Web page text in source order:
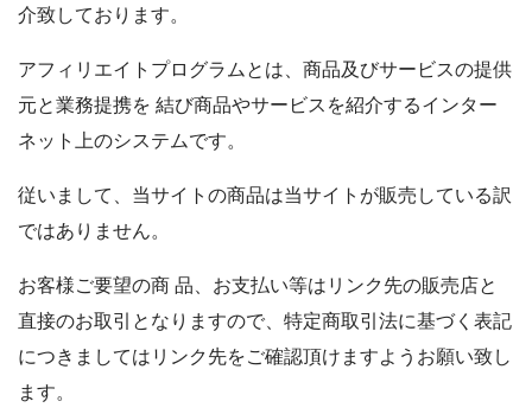
介致しております。
アフィリエイトプログラムとは、商品及びサービスの提供
元と業務提携を 結び商品やサービスを紹介するインター
ネット上のシステムです。
従いまして、当サイトの商品は当サイトが販売している訳
ではありません。
お客様ご要望の商 品、お支払い等はリンク先の販売店と
直接のお取引となりますので、特定商取引法に基づく表記
につきましてはリンク先をご確認頂けますようお願い致し
ます。